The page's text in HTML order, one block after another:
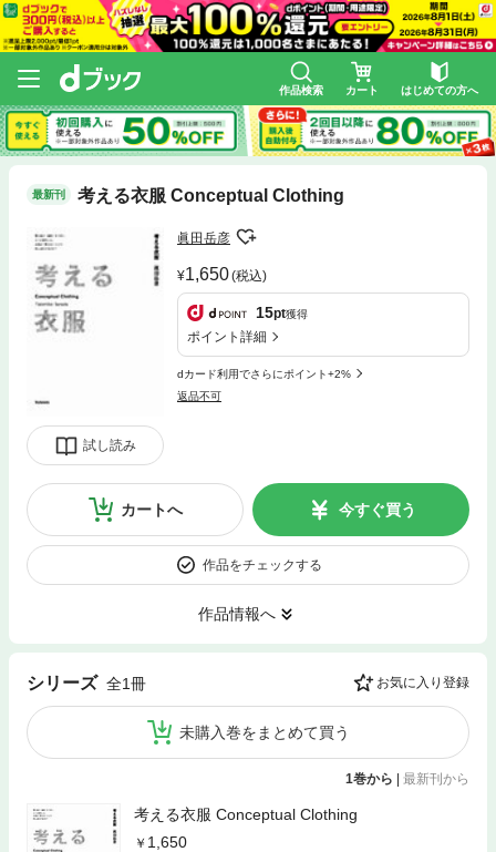
作品検索 カート はじめての方へ
最新刊 考える衣服 Conceptual Clothing
試し読み
眞田岳彦
1,650(税込)
15pt獲得
ポイント詳細
dカード利用でさらにポイント+2%
返品不可
カートへ 今すぐ買う
作品をチェックする
作品情報へ
シリーズ 全1冊 お気に入り登録
未購入巻をまとめて買う
1巻から | 最新刊から
考える衣服 Conceptual Clothing
1,650